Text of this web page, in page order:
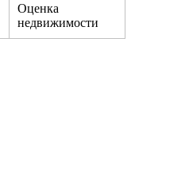
Оценка
недвижимости